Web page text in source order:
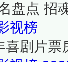
盘点 招
视榜
剧片票